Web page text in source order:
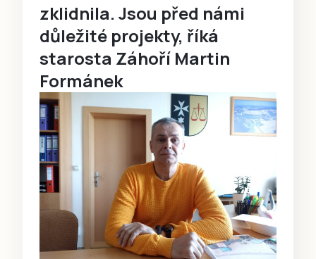
zklidnila. Jsou před námi
důležité projekty, říká
starosta Záhoří Martin
Formánek